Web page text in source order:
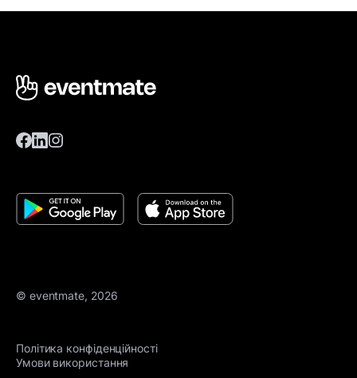
© eventmate, 2026
Політика конфіденційності
Умови використання